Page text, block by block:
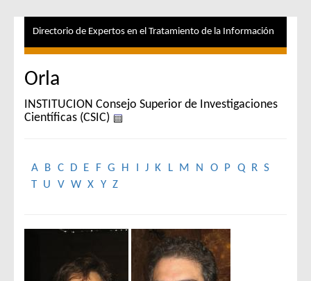
Directorio de Expertos en el Tratamiento de la Información
Orla
INSTITUCION Consejo Superior de Investigaciones
Científicas (CSIC)
A B C D E F G H J K L M N O P Q R S
T U V W X Y Z